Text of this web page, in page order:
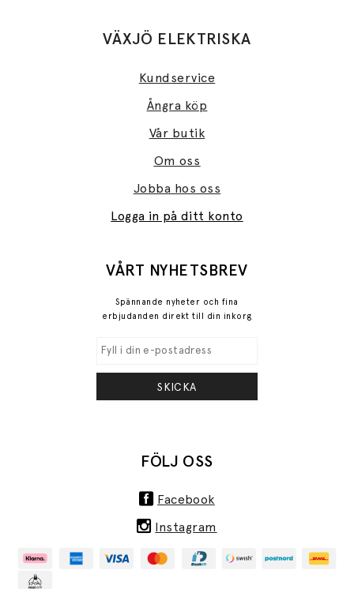
VÄXJÖ ELEKTRISKA
Kundservice
Ångra köp
Vår butik
Om oss
Jobba hos oss
Logga in på ditt konto
VÅRT NYHETSBREV
Spännande nyheter och fina
erbjudanden direkt till din inkorg
SKICKA
FÖLJ OSS
Facebook
Instagram